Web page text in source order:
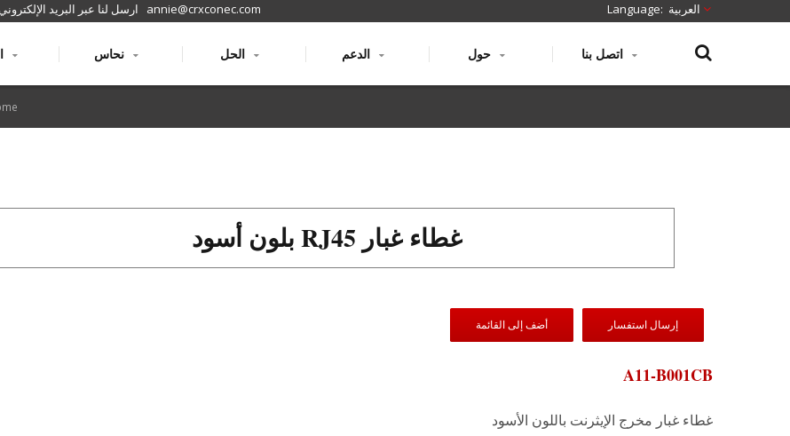
annie@crxconec.com العربية
الألياف نحاس الحل الدعم حول
غطاء غبار RJ45 بلون أسود
إرسال استفسار أضف إلى القائمة
A11-B001CB
غطاء غبار مخرج الإيثرنت باللون الأسود